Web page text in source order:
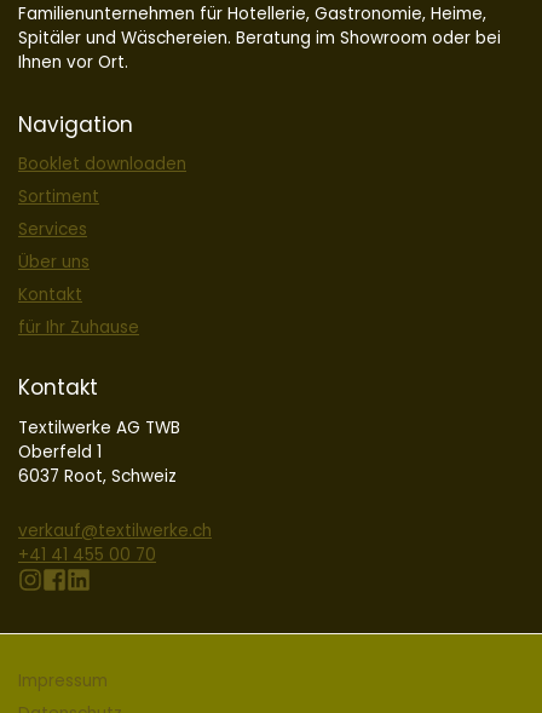
Familienunternehmen für Hotellerie, Gastronomie, Heime,
Spitäler und Wäschereien. Beratung im Showroom oder bei
Ihnen vor Ort.
Navigation
Booklet downloaden
Sortiment
Services
Über uns
Kontakt
für Ihr Zuhause
Kontakt
Textilwerke AG TWB
Oberfeld 1
6037 Root, Schweiz
verkauf@textilwerke.ch
+41 41 455 00 70
Instagram
Facebook
LinkedIn
Impressum